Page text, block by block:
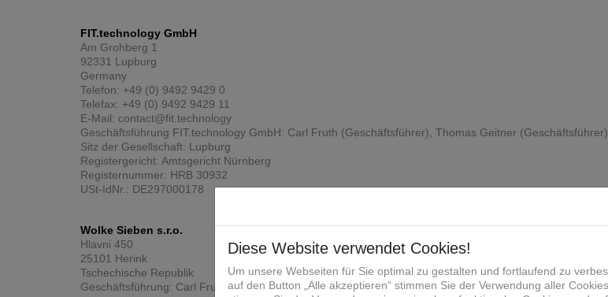
FIT.technology GmbH
Am Grohberg 1
92331 Lupburg
Germany
Telefon: +49 (0) 9492 9429 0
Telefax: +49 (0) 9492 9429 11
E-Mail: contact@fit.technology
Geschäftsführung FIT.technology GmbH: Carl Fruth (Geschäftsführer), Thomas Geitner (Geschäftsführer)
Sitz der Gesellschaft: Lupburg
Registergericht: Amtsgericht Nürnberg
Registernummer: HRB 30932
USt-IdNr.: DE297000178
Wolke Sieben s.r.o.
Hlavni 450
25101 Herink
Tschechische Republik
Geschäftsführung: Carl Fruth (Geschäftsführer)